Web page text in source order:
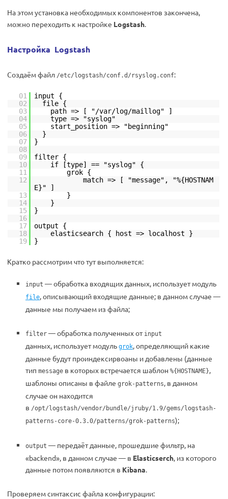
На этом установка необходимых компонентов закончена,
можно переходить к настройке Logstash.
Настройка Logstash
Создаём файл /etc/logstash/conf.d/rsyslog.conf:
01
input {
02
file {
03
path => [ "/var/log/maillog" ]
04
type => "syslog"
05
start_position => "beginning"
06
}
07
}
08
09
filter {
10
if [type] == "syslog" {
11
grok {
12
match => [ "message", "%{HOSTNAM
E}" ]
13
}
14
}
15
}
16
17
output {
18
elasticsearch { host => localhost }
19
}
Кратко рассмотрим что тут выполняется:
input — обработка входящих данных, использует модуль
file, описывающий входящие данные; в данном случае —
данные мы получаем из файла;
filter — обработка полученных от input
данных, использует модуль grok, определяющий какие
данные будут проиндексирвоаны и добавлены (данные
тип message в которых встречается шаблон %{HOSTNAME},
шаблоны описаны в файле grok-patterns, в данном
случае он находится
в /opt/logstash/vendor/bundle/jruby/1.9/gems/logstash-
patterns-core-0.3.0/patterns/grok-patterns);
output — передаёт данные, прошедшие фильтр, на
«backend», в данном случае — в Elasticserch, из которого
данные потом появляются в Kibana.
Проверяем синтаксис файла конфигурации: